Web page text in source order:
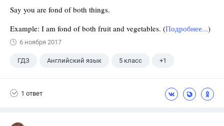
Say you are fond of both things.
Example: I am fond of both fruit and vegetables. (Подробнее...)
6 ноября 2017
ГДЗ Английский язык 5 класс +1
1 ответ